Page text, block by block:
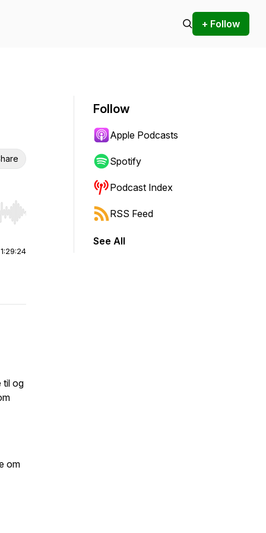
+ Follow
Hold shift to jump forward or backward.
1:29:24
til og
om
Follow
Apple Podcasts
Spotify
Podcast Index
RSS Feed
See All